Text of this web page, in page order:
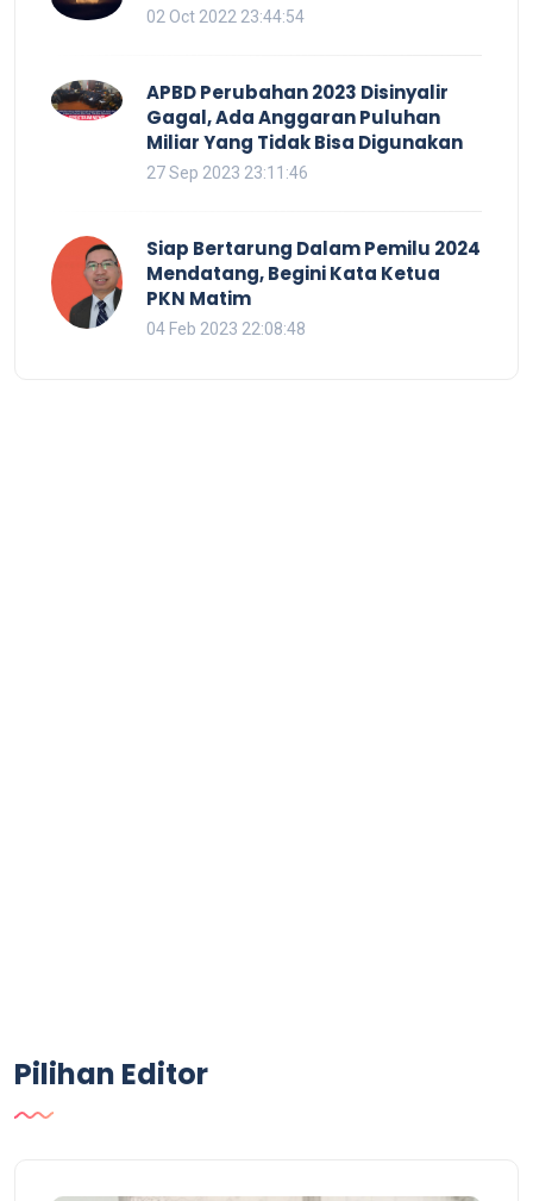
02 Oct 2022 23:44:54
APBD Perubahan 2023 Disinyalir
Gagal, Ada Anggaran Puluhan
Miliar Yang Tidak Bisa Digunakan
27 Sep 2023 23:11:46
Siap Bertarung Dalam Pemilu 2024
Mendatang, Begini Kata Ketua
PKN Matim
04 Feb 2023 22:08:48
Pilihan Editor